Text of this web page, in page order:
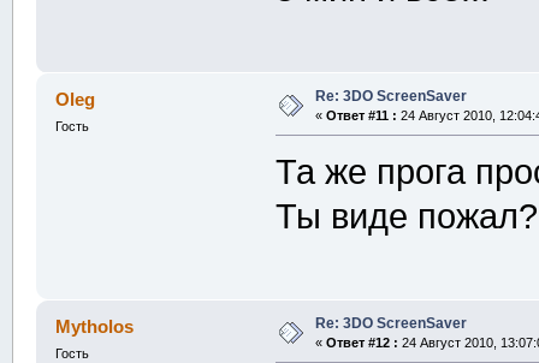
Oleg
Гость
Re: 3DO ScreenSaver
« Ответ #11 : 24 Август 2010,
Та же прога
Ты виде
Mytholos
Гость
Re: 3DO ScreenSaver
« Ответ #12 : 24 Август 2010,